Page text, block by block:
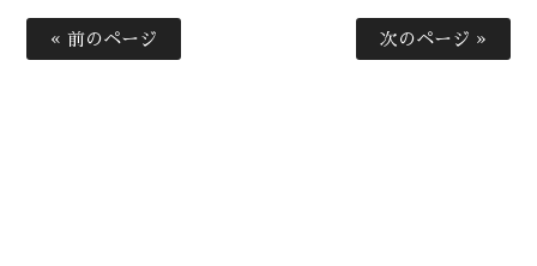
« 前のページ 次のページ »